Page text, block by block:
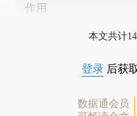
作用
本文共计
登录 后获
数据通会员